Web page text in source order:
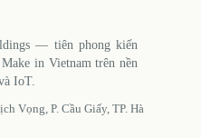
— tiên phong kiến
in Vietnam trên nền
IoT.
Vọng, P. Cầu Giấy, TP. Hà